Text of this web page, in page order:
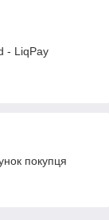
- LiqPay
покупця